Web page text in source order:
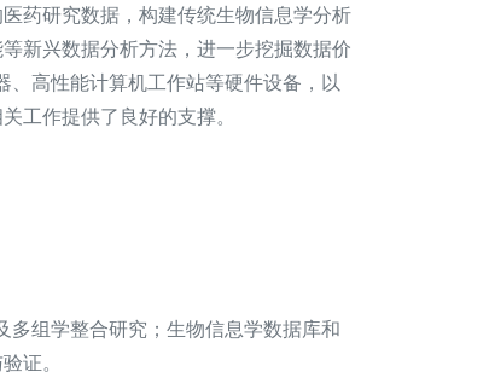
药研究数据，构建传统生物信息学分析
新兴数据分析方法，进一步挖掘数据价
高性能计算机工作站等硬件设备，以
工作提供了良好的支撑。
多组学整合研究；生物信息学数据库和
证。